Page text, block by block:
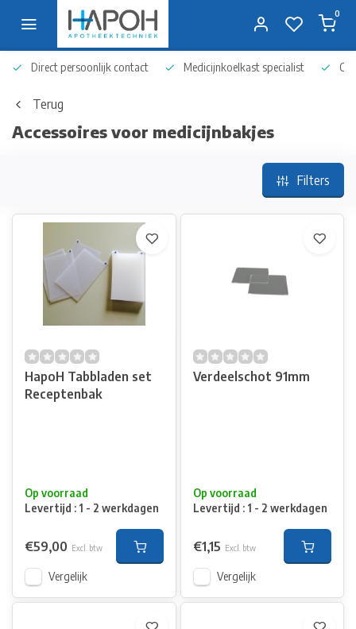
0
Direct persoonlijk contact Medicijnkoelkast specialist Op
Terug
Accessoires voor medicijnbakjes
Filters
HapoH Tabbladen set
Receptenbak
Op voorraad
Levertijd : 1 - 2 werkdagen
€59,00 Excl. btw
Vergelijk
Verdeelschot 91mm
Op voorraad
Levertijd : 1 - 2 werkdagen
€1,15 Excl. btw
Vergelijk